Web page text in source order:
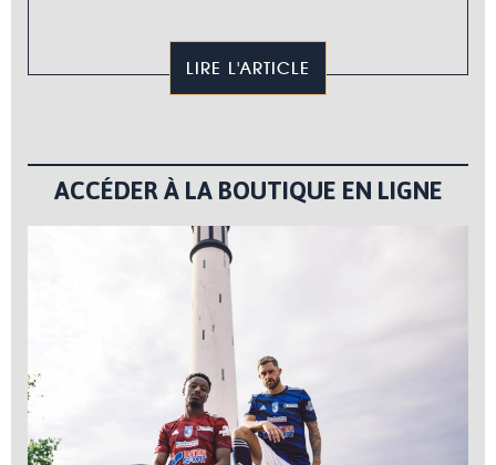
LIRE L'ARTICLE
ACCÉDER À LA BOUTIQUE EN LIGNE